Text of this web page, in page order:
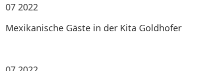
07 2022
Mexikanische Gäste in der Kita Goldhofer